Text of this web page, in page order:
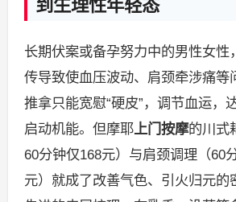
到生理性年轻态
长期伏案或备孕努力中的男性女性
传导致使血压波动、肩颈牵涉痛等
推拿只能宽慰“硬皮”，调节血运，
启动机能。但摩耶上门按摩的川式
60分钟仅168元）与肩颈调理（60
元）就成了改善气色、引火归元的